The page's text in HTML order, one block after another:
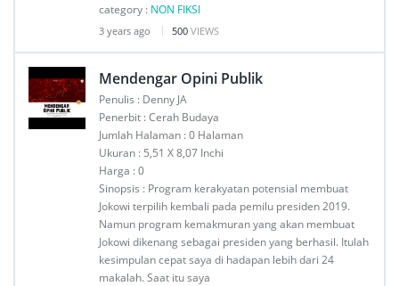
category : NON FIKSI
3 years ago 500 VIEWS
Mendengar Opini Publik
Penulis : Denny JA
Penerbit : Cerah Budaya
Jumlah Halaman : 0 Halaman
Ukuran : 5,51 X 8,07 Inchi
Harga : 0
Sinopsis : Program kerakyatan potensial membuat
Jokowi terpilih kembali pada pemilu presiden 2019.
Namun program kemakmuran yang akan membuat
Jokowi dikenang sebagai presiden yang berhasil. Itulah
kesimpulan cepat saya di hadapan lebih dari 24
makalah. Saat itu saya